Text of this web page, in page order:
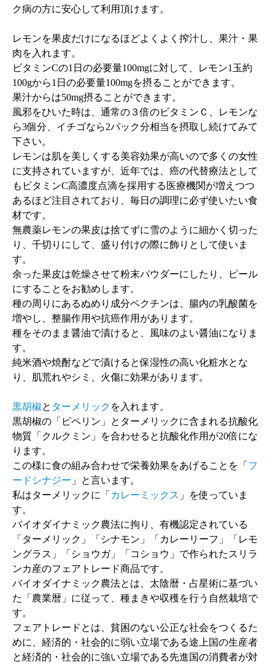
ク病の方に安心して利用頂けます。
レモンを果皮だけになるほどよくよく搾汁し、果汁・果
肉を入れます。
ビタミンCの1日の必要量100mgに対して、レモン1玉約
100gから1日の必要量100mgを摂ることができます。
果汁からは50mg摂ることができます。
風邪をひいた時は、通常の３倍のビタミンＣ、レモンな
ら3個分、イチゴなら2パック分相当を摂取し続けてみて
下さい。
レモンは肌を美しくする美容効果が高いので多くの女性
に支持されていますが、近年では、癌の代替療法として
もビタミンC高濃度点滴を採用する医療機関が増えつつ
あるほど注目されており、毎日の調理に必ず使いたい食
材です。
無農薬レモンの果皮は捨てずに雪のように細かく切った
り、千切りにして、盛り付けの際に飾りとして使いま
す。
余った果皮は乾燥させて粉末パウダーにしたり、ピール
にすることをお勧めします。
種の周りにあるぬめり成分ペクチンは、腸内の乳酸菌を
増やし、整腸作用や抗癌作用があります。
種をそのまま醤油で漬けると、風味のよい醤油になりま
す。
純米酒や焼酎などで漬けると保湿性の高い化粧水とな
り、肌荒れやシミ、火傷に効果があります。
黒胡椒と ターメリック を入れます。
黒胡椒の「ピペリン」とターメリックに含まれる抗酸化
物質「クルクミン」を合わせると抗酸化作用が20倍にな
ります。
この様に食の組み合わせで栄養効果をあげることを「 フ
ードシナジー 」と言います。
私はターメリックに「 カレーミックス 」を使っていま
す。
バイオダイナミック農法に拘り、有機認定されている
「ターメリック」「シナモン」「カレーリーフ」「レモ
ングラス」「ショウガ」「コショウ」で作られたスリラ
ンカ産のフェアトレード商品です。
バイオダイナミック農法とは、太陰暦・占星術に基づい
た「農業暦」に従って、種まきや収穫を行う自然栽培で
す。
フェアトレードとは、貧困のない公正な社会をつくるた
めに、経済的・社会的に弱い立場である途上国の生産者
と経済的・社会的に強い立場である先進国の消費者が対